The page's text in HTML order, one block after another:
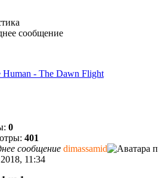
сообщение
Human - The Dawn Flight
0
401
сообщение dimassamid
11:34